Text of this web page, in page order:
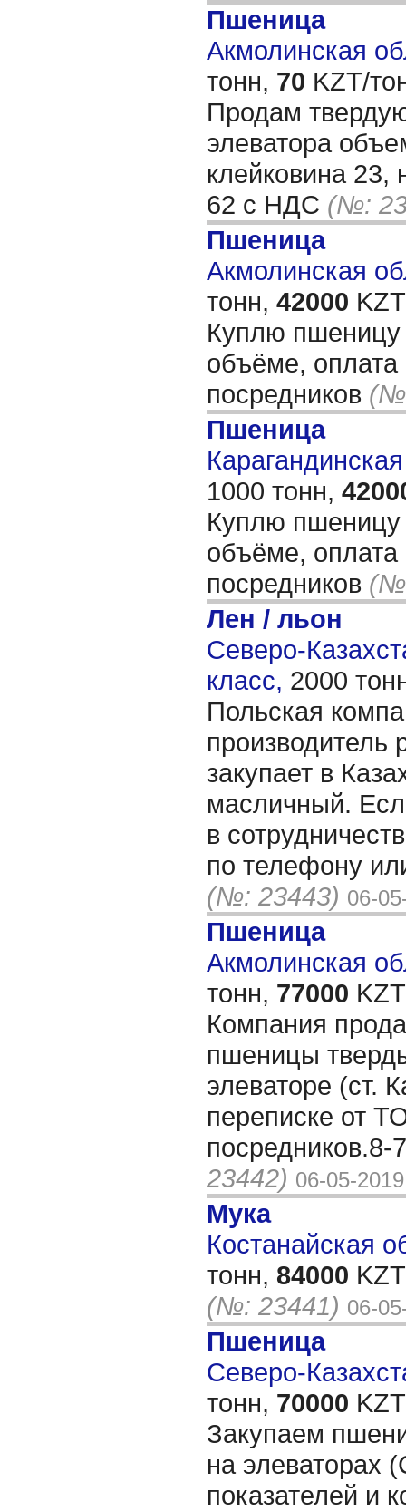
Пшеница
Акмолинская
тонн, 70 KZT/
Продам
элеватора
клейковина 23,
62 с НДС (№:
Пшеница
Акмолинская
тонн, 42000
Куплю
объёме, оплата
посредников
Пшеница
1000 тонн,
Куплю
объёме, оплата
посредников
Лен / льон
Северо-
класс, 2000
Польская
производитель
закупает в
масличный.
в
по телефону
(№: 23443) 06-
Пшеница
Акмолинская
тонн, 77000
Компания
пшеницы
элеваторе (ст.
переписке от
23442) 06-05-2019
Мука
Костанайская
тонн, 84000
(№: 23441) 06-
Пшеница
Северо-
тонн, 70000
Закупаем
на элеваторах
показателей и